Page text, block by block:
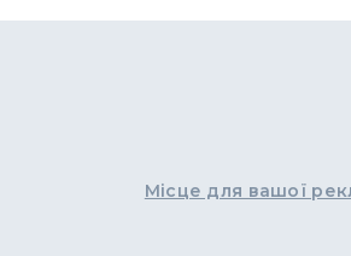
Місце для вашої